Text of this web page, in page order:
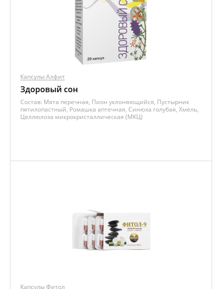
Капсулы Алфит
Здоровый сон
Состав: Мята перечная, Пион уклоняющийся, Пустырник
пятилопастный, Ромашка аптечная, Синюха голубая, Хмель,
Целлюлоза микрокристаллическая (МКЦ)
Капсулы Фитол